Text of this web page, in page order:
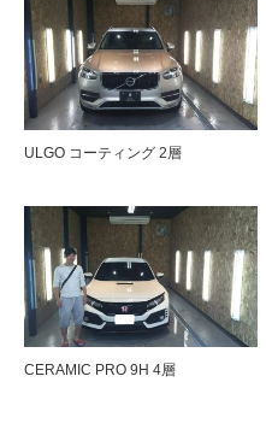
ULGO コーティング 2層
CERAMIC PRO 9H 4層